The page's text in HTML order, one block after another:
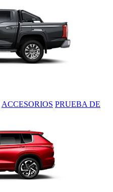
ACCESORIOS PRUEBA DE